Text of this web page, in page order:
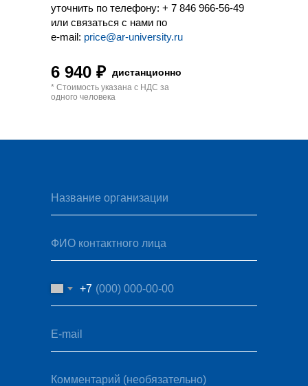
* Стоимость указана с НДС за
одного человека
уточнить по телефону: + 7 846 966-56-49
или связаться с нами по
e-mail: price@ar-university.ru
Название организации
ФИО контактного лица
+7
E-mail
Комментарий (необязательно)
6 940 ₽ дистанционно